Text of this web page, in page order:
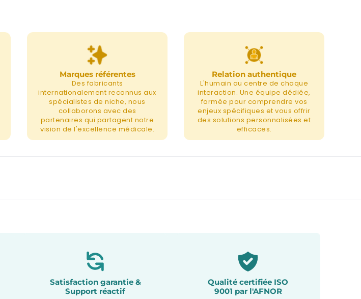
Marques référentes
Des fabricants
internationalement reconnus aux
spécialistes de niche, nous
collaborons avec des
partenaires qui partagent notre
vision de l'excellence médicale.
Relation authentique
L'humain au centre de chaque
interaction. Une équipe dédiée,
formée pour comprendre vos
enjeux spécifiques et vous offrir
des solutions personnalisées et
efficaces.
Satisfaction garantie &
Support réactif
Qualité certifiée ISO
9001 par l'AFNOR